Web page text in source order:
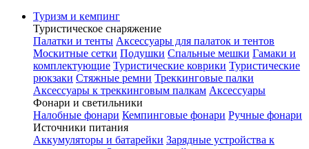
Туризм и кемпинг
Туристическое снаряжение
Палатки и тенты Аксессуары для палаток и тентов
Москитные сетки Подушки Спальные мешки Гамаки и
комплектующие Туристические коврики Туристические
рюкзаки Стяжные ремни Треккинговые палки
Аксессуары к треккинговым палкам Аксессуары
Фонари и светильники
Налобные фонари Кемпинговые фонари Ручные фонари
Источники питания
Аккумуляторы и батарейки Зарядные устройства к